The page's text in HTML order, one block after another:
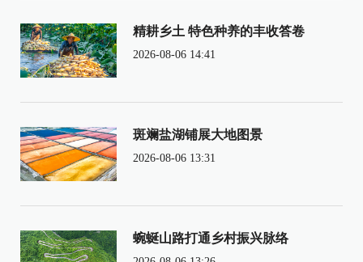
精耕乡土 特色种养的丰收答卷
2026-08-06 14:41
斑斓盐湖铺展大地图景
2026-08-06 13:31
蜿蜒山路打通乡村振兴脉络